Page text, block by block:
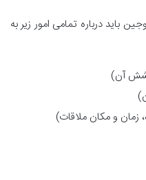
باید درباره تمامی امور زیر به
آن)
زمان و مکان ملاقات)